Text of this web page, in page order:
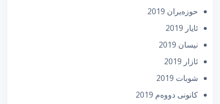
حوزه‌یران 2019
ئایار 2019
نیسان 2019
ئازار 2019
شوبات 2019
كانونی دووه‌م 2019